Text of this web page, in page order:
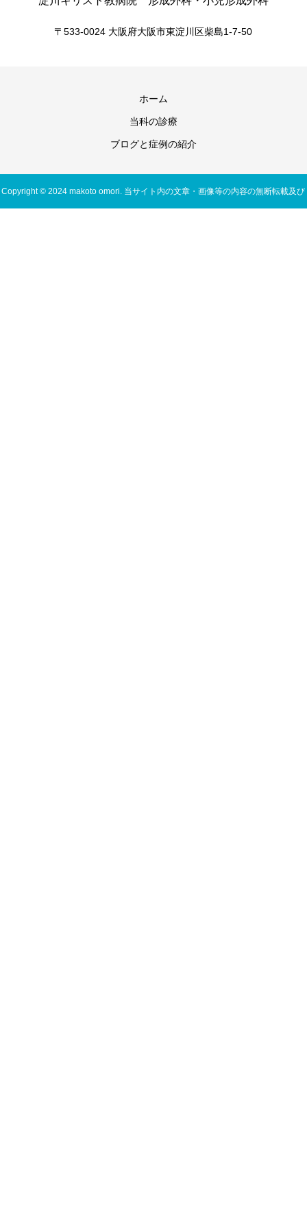
〒533-0024 大阪府大阪市東淀川区柴島1-7-50
ホーム
当科の診療
ブログと症例の紹介
Copyright © 2024 makoto omori. 当サイト内の文章・画像等の内容の無断転載及び